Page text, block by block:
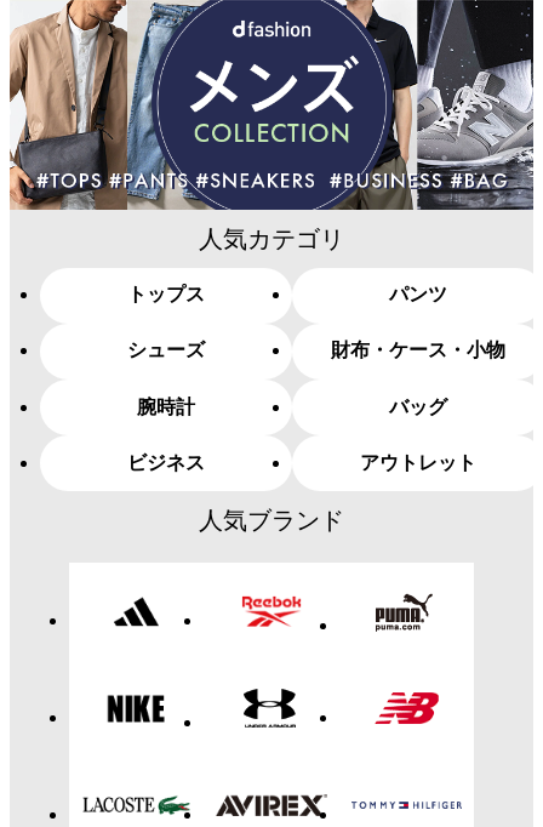
人気カテゴリ
トップス パンツ
シューズ 財布・ケース・小物
腕時計 バッグ
ビジネス アウトレット
人気ブランド